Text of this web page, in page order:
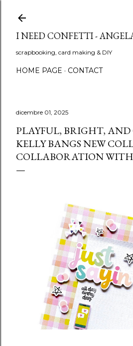
I NEED CONFETTI -
scrapbooking, card making & DIY
HOME PAGE CONTACT
dicembre 01, 2025
PLAYFUL, BRIGHT, AND
KELLY BANGS NEW
COLLABORATION WITH